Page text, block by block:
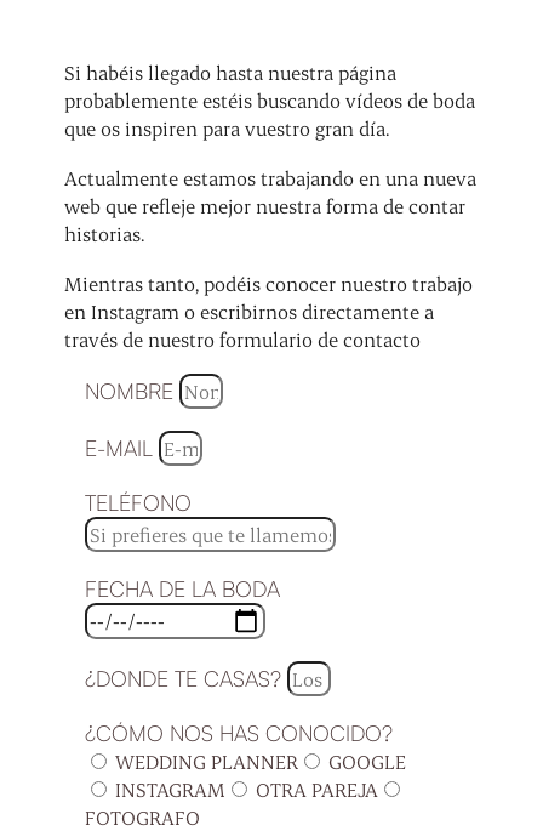
Si habéis llegado hasta nuestra página
probablemente estéis buscando vídeos de boda
que os inspiren para vuestro gran día.
Actualmente estamos trabajando en una nueva
web que refleje mejor nuestra forma de contar
historias.
Mientras tanto, podéis conocer nuestro trabajo
en Instagram o escribirnos directamente a
través de nuestro formulario de contacto
NOMBRE
E-MAIL
TELÉFONO
FECHA DE LA BODA
¿DONDE TE CASAS?
¿CÓMO NOS HAS CONOCIDO?
WEDDING PLANNER
GOOGLE
INSTAGRAM
OTRA PAREJA
FOTOGRAFO